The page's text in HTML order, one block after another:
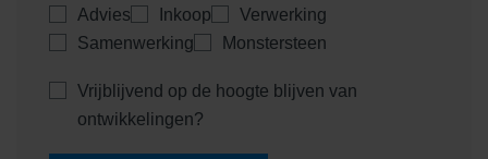
Advies Inkoop
Verwerking
Samenwerking
Monstersteen
Vrijblijvend op de hoogte blijven van
ontwikkelingen?